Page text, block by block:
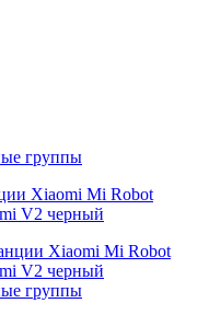
группы
Xiaomi Mi Robot
V2 черный
группы